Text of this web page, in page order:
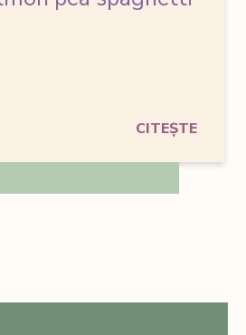
CITEȘTE